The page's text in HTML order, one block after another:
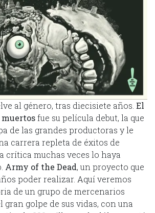
al género, tras diecisiete años. El
muertosfue su película debut, la que
de las grandes productoras y le
carrera repleta de éxitos de
crítica muchas veces lo haya
Army of the Dead, un proyecto que
poder realizar. Aquí veremos
de un grupo de mercenarios
golpe de sus vidas, con una